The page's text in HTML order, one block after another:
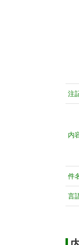
注
内
件
言